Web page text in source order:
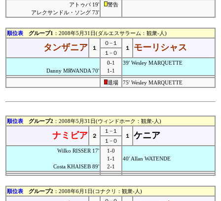
アトゥバ 19'
アレクサンドル・ソング 73'
警告
順位表 グループ1 ：2008年5月31日(ダルエスサラーム：観衆-人)
タンザニア １
０−１
１
モーリシャス
１−０
Danny MRWANDA 70'
0-1
1-1
39' Wesley MARQUETTE
退場 75' Wesley MARQUETTE
順位表 グループ2 ：2008年5月31日(ウィンドホーク：観衆-人)
ナミビア ２
１−１
１
ケニア
１−０
Wilko RISSER 17'
Costa KHAISEB 89'
1-0
1-1
2-1
40' Allan WATENDE
順位表 グループ2 ：2008年6月1日(コナクリ：観衆-人)